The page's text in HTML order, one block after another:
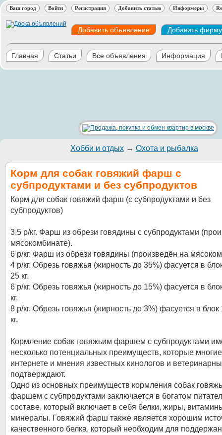
Ваш город Войти Регистрация Добавить статью Информеры
Добавить объявление Добавить фирму
Главная Статьи Все объявления Информация
Хобби и отдых → Охота и рыбалка
Корм для собак говяжий фарш с
субпродуктами и без субпродуктов
Корм для собак говяжий фарш (с субпродуктами и без
субпродуктов)
3,5 р/кг. Фарш из обрези говядины с субпродуктами
мясокомбинате).
6 р/кг. Фарш из обрези говядины (произведён на
4 р/кг. Обрезь говяжья (жирность до 35%) фасуется в
25 кг.
6 р/кг. Обрезь говяжья (жирность до 15%) фасуется в
кг.
8 р/кг. Обрезь говяжья (жирность до 3%) фасуется в блок
кг.
Кормление собак говяжьим фаршем с субпродуктами
несколько потенциальных преимуществ, которые многие
интернете и мнения известных кинологов и
подтверждают.
Одно из основных преимуществ кормления собак
фаршем с субпродуктами заключается в богатом
составе, который включает в себя белки, жиры,
минералы. Говяжий фарш также является хорошим
качественного белка, который необходим для